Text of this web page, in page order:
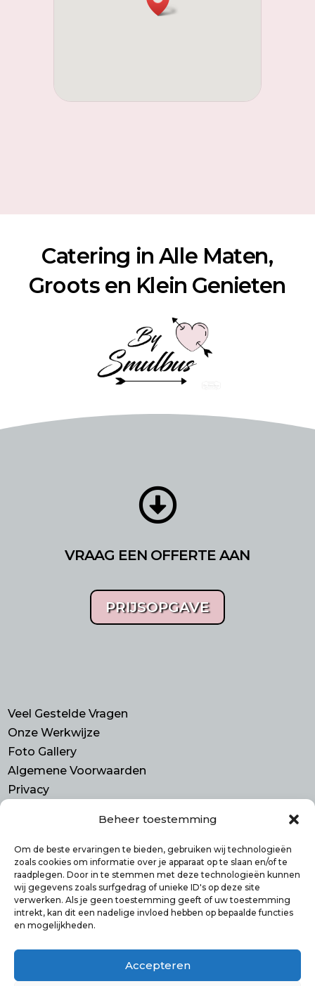
Beheer toestemming
Om de beste ervaringen te bieden, gebruiken wij technologieën
zoals cookies om informatie over je apparaat op te slaan en/of te
raadplegen. Door in te stemmen met deze technologieën kunnen
wij gegevens zoals surfgedrag of unieke ID's op deze site
verwerken. Als je geen toestemming geeft of uw toestemming
intrekt, kan dit een nadelige invloed hebben op bepaalde functies
en mogelijkheden.
Accepteren
Catering in Alle Maten,
Groots en Klein Genieten

VRAAG EEN OFFERTE AAN
PRIJSOPGAVE
Veel Gestelde Vragen
Onze Werkwijze
Foto Gallery
Algemene Voorwaarden
Privacy
Purmerend N-H
info@smulbus.nl
06 41746470
Volg ons op: